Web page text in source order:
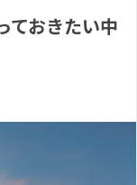
ておきたい中